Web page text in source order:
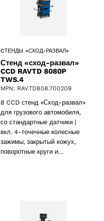
CТЕНДЫ «СХОД-РАЗВАЛ»
Стенд «сход-развал»
CCD RAVTD 8080P
TWS.4
MPN: RAV.TD808.700209
8 CCD cтенд «Сход-развал»
для грузового автомобиля,
со стандартные датчики |
вкл. 4-точечные колесные
зажимы, закрытый кожух,
поворотные круги и…